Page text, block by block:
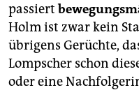
passiert
Holm ist zwar kein
übrigens Gerüchte,
Lompscher schon
oder eine